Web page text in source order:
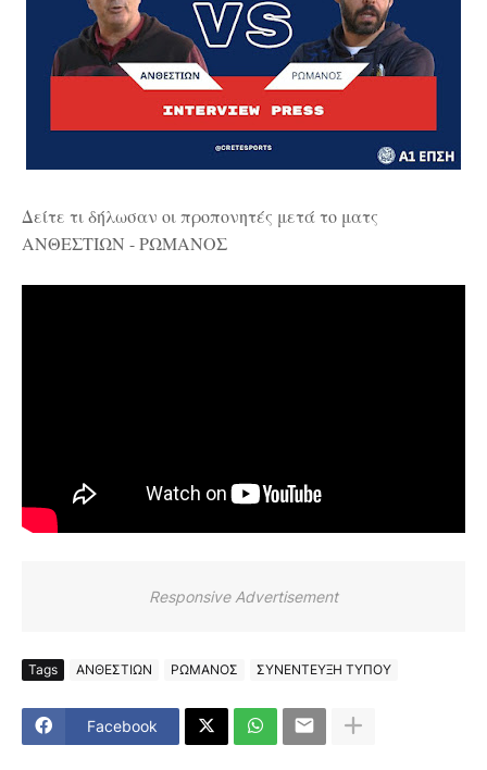
Δείτε τι δήλωσαν οι προπονητές μετά το ματς
ΑΝΘΕΣΤΙΩΝ - ΡΩΜΑΝΟΣ
Responsive Advertisement
Tags ΑΝΘΕΣΤΙΩΝ ΡΩΜΑΝΟΣ ΣΥΝΕΝΤΕΥΞΗ ΤΥΠΟΥ
Facebook